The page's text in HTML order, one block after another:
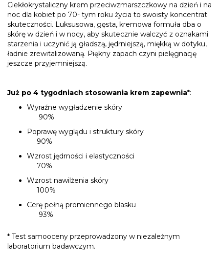
Ciekłokrystaliczny krem przeciwzmarszczkowy na dzień i na
noc dla kobiet po 70- tym roku życia to swoisty koncentrat
skuteczności. Luksusowa, gęsta, kremowa formuła dba o
skórę w dzień i w nocy, aby skutecznie walczyć z oznakami
starzenia i uczynić ją gładszą, jędrniejszą, miękką w dotyku,
ładnie zrewitalizowaną. Piękny zapach czyni pielęgnację
jeszcze przyjemniejszą.
Już po 4 tygodniach stosowania krem zapewnia*:
Wyraźne wygładzenie skóry
90%
Poprawę wyglądu i struktury skóry
90%
Wzrost jędrności i elastyczności
70%
Wzrost nawilżenia skóry
100%
Cerę pełną promiennego blasku
93%
* Test samooceny przeprowadzony w niezależnym
laboratorium badawczym.